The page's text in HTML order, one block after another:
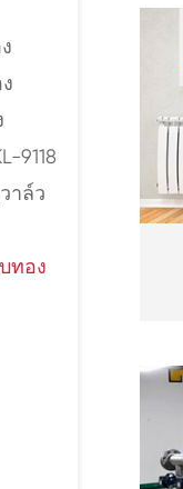
9118
าล์ว
ทอง